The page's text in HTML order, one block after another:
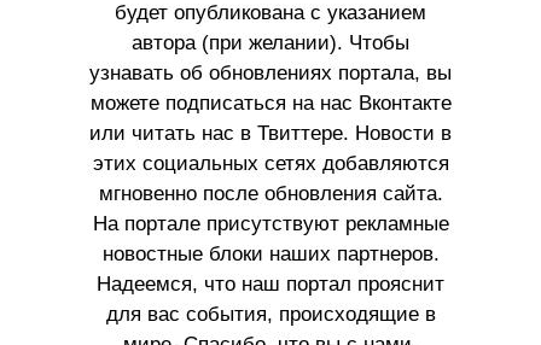
будет опубликована с указанием
автора (при желании). Чтобы
узнавать об обновлениях портала, вы
можете подписаться на нас Вконтакте
или читать нас в Твиттере. Новости в
этих социальных сетях добавляются
мгновенно после обновления сайта.
На портале присутствуют рекламные
новостные блоки наших партнеров.
Надеемся, что наш портал прояснит
для вас события, происходящие в